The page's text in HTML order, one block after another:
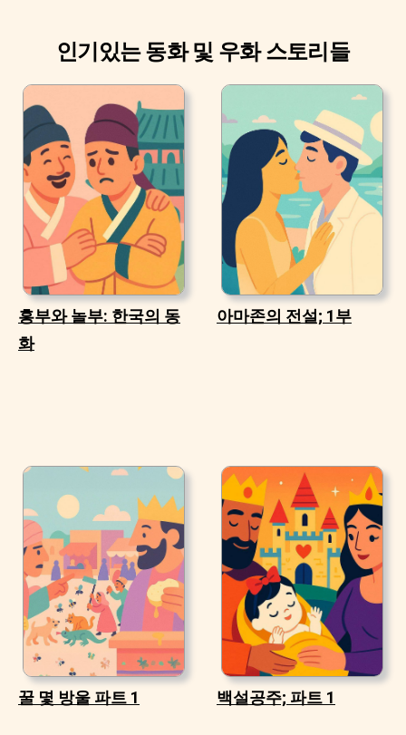
인기있는 동화 및 우화 스토리들
흥부와 놀부: 한국의 동
화
아마존의 전설; 1부
꿀 몇 방울 파트 1 백설공주; 파트 1